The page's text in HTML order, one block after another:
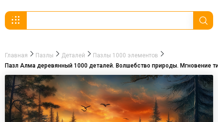
Главная Пазлы Деталей
Пазлы 1000 элементов
Пазл Алма деревянный 1000 деталей. Волшебство природы. Мгновение